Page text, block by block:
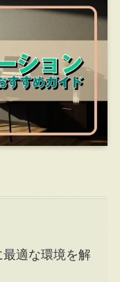
適な環境を解